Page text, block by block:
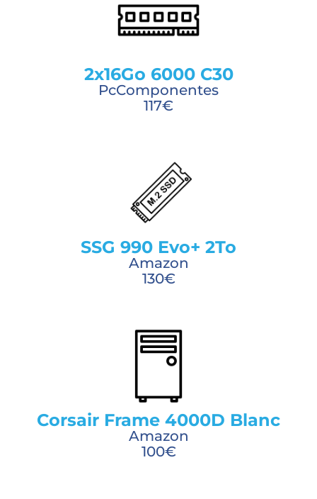
2x16Go 6000 C30
PcComponentes
117€
SSG 990 Evo+ 2To
Amazon
130€
Corsair Frame 4000D Blanc
Amazon
100€